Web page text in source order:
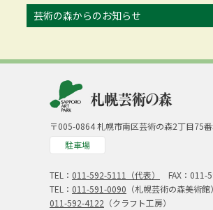
芸術の森からのお知らせ
〒005-0864 札幌市南区芸術の森2丁目75
駐車場
TEL： 011-592-5111（代表）
FAX：011-
TEL： 011-591-0090 （札幌芸術の森美術
011-592-4122 （クラフト工房）